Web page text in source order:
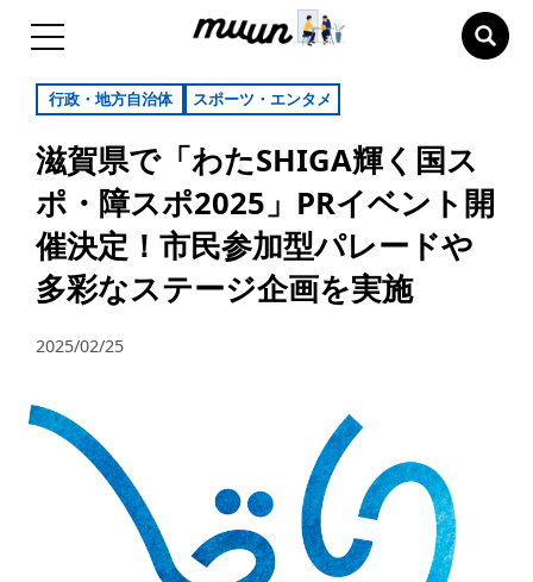
行政・地方自治体 スポーツ・エンタメ
滋賀県で「わたSHIGA輝く国ス
ポ・障スポ2025」PRイベント開
催決定！市民参加型パレードや
多彩なステージ企画を実施
2025/02/25